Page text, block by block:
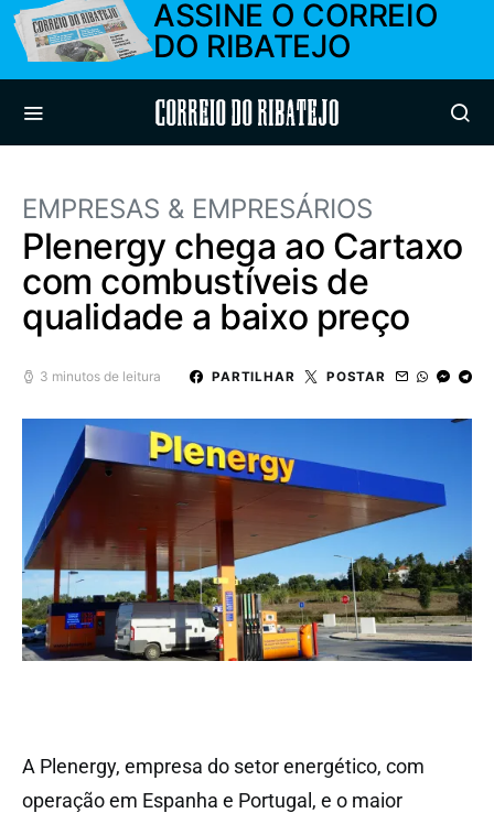
ASSINE O CORREIO
DO RIBATEJO
Correio do Ribatejo
EMPRESAS & EMPRESÁRIOS
Plenergy chega ao Cartaxo
com combustíveis de
qualidade a baixo preço
3 minutos de leitura PARTILHAR POSTAR
A Plenergy, empresa do setor energético, com
operação em Espanha e Portugal, e o maior